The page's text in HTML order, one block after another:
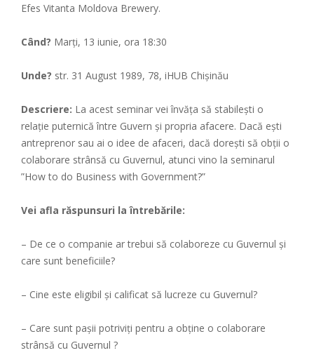
Efes Vitanta Moldova Brewery.
Când? Marți, 13 iunie, ora 18:30
Unde? str. 31 August 1989, 78, iHUB Chișinău
Descriere: La acest seminar vei învăța să stabilești o
relație puternică între Guvern și propria afacere. Dacă ești
antreprenor sau ai o idee de afaceri, dacă dorești să obții o
colaborare strânsă cu Guvernul, atunci vino la seminarul
”How to do Business with Government?”
Vei afla răspunsuri la întrebările:
– De ce o companie ar trebui să colaboreze cu Guvernul şi
care sunt beneficiile?
– Cine este eligibil și calificat să lucreze cu Guvernul?
– Care sunt pașii potriviți pentru a obţine o colaborare
strânsă cu Guvernul ?